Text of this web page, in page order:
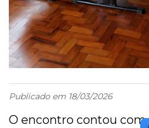
Publicado em 18/03/2026
O encontro contou com